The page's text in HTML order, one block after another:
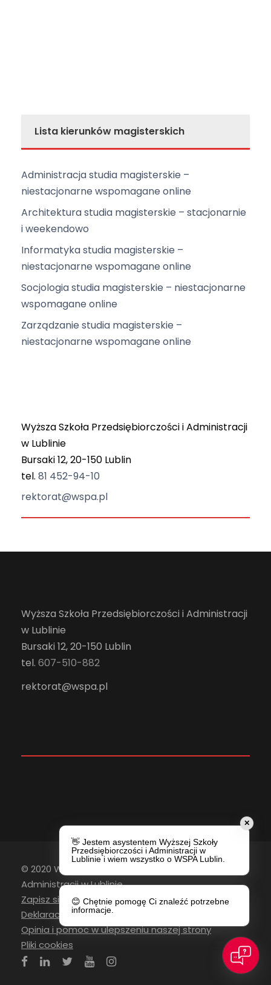
Lista kierunków magisterskich
Administracja studia magisterskie –
niestacjonarne wspomagane online
Architektura studia magisterskie – stacjonarnie
i weekendowo
Informatyka studia magisterskie –
niestacjonarne wspomagane online
Socjologia studia magisterskie – niestacjonarne
wspomagane online
Zarządzanie studia magisterskie –
niestacjonarne wspomagane online
Wyższa Szkoła Przedsiębiorczości i Administracji
w Lublinie
Bursaki 12, 20-150 Lublin
tel. 81 452-94-10
rektorat@wspa.pl
Wyższa Szkoła Przedsiębiorczości i Administracji
w Lublinie
Bursaki 12, 20-150 Lublin
tel. 607-510-882
rektorat@wspa.pl
© 2020 Wyższa Szkoła Przedsiębiorczości i
Administracji w Lublinie
Zapisz się do newslettera
Deklaracja Dostępności
Opinia i pomoc w ulepszeniu naszej strony
Pliki cookies
✕
👋 Jestem asystentem Wyższej Szkoły
Przedsiębiorczości i Administracji w
Lublinie i wiem wszystko o WSPA Lublin.
😊 Chętnie pomogę Ci znaleźć potrzebne
informacje.